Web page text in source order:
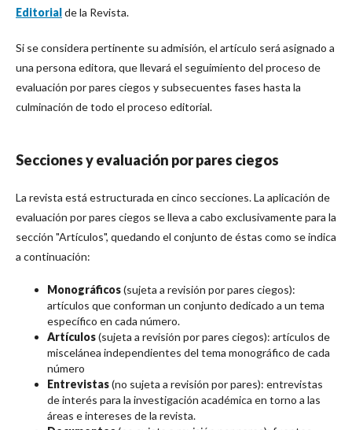
Editorialde la Revista.
Si se considera pertinente su admisión, el artículo será asignado a
una persona editora, que llevará el seguimiento del proceso de
evaluación por pares ciegos y subsecuentes fases hasta la
culminación de todo el proceso editorial.
Secciones y evaluación por pares ciegos
La revista está estructurada en cinco secciones. La aplicación de
evaluación por pares ciegos se lleva a cabo exclusivamente para la
sección "Artículos", quedando el conjunto de éstas como se indica
a continuación:
Monográficos(sujeta a revisión por pares ciegos):
artículos que conforman un conjunto dedicado a un tema
específico en cada número.
Artículos(sujeta a revisión por pares ciegos): artículos de
miscelánea independientes del tema monográfico de cada
número
Entrevistas(no sujeta a revisión por pares): entrevistas
de interés para la investigación académica en torno a las
áreas e intereses de la revista.